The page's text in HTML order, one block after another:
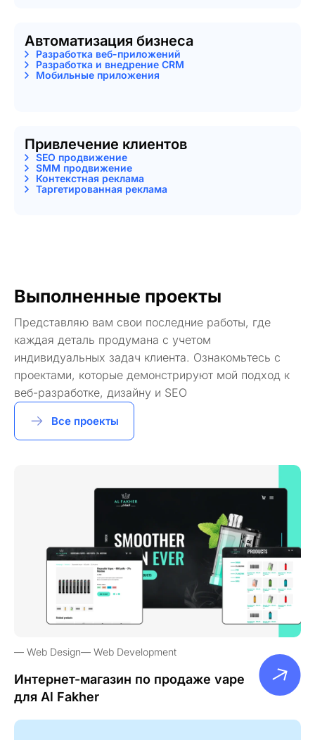
Автоматизация бизнеса
Разработка веб-приложений
Разработка и внедрение CRM
Мобильные приложения
Привлечение клиентов
SEO продвижение
SMM продвижение
Контекстная реклама
Таргетированная реклама
Выполненные проекты
Представляю вам свои последние работы, где
каждая деталь продумана с учетом
индивидуальных задач клиента. Ознакомьтесь с
проектами, которые демонстрируют мой подход к
веб-разработке, дизайну и SEO
Все проекты
Web Design Web Development
Интернет-магазин по продаже vape
для Al Fakher